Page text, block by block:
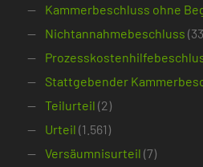
Kammerbeschluss ohne
Nichtannahmebeschluss
Stattgebender
Teilurteil (2)
Urteil (1.561)
Versäumnisurteil (7)